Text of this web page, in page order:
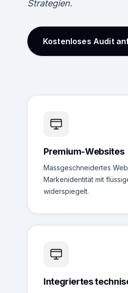
Strategien.
Kostenloses Audit
Premium-Websites
Massgeschneidertes
Markenidentität mit
widerspiegelt.
Integriertes